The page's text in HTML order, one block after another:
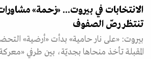
الانتخابات في بيروت... «زحمة»
تنتظر رصّ الصفوف
بيروت: «على نار حامية» بدأت «أرضية»
المقبلة تأخذ منحاها بجديّة، بين طرفي